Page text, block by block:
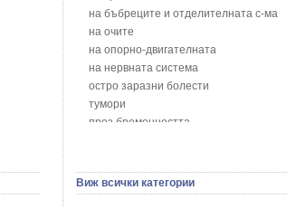
Бобови шушулки - Phaseolus Vulgaris L.
Божур - Paeonia Decora
Борови връхчета - Pinus sylvestris
Босилек - Ocimum Basillicum
Брей - Tamus Communis
Брош - Rubia tinctorum L.
Бръшлян - Hedera helix L.
Бял имел - Viscum album L.
Бял оман - Inula Helenium L.
на бъбреците и отделителната с-ма
на очите
на опорно-двигателната
на нервната система
остро заразни болести
тумори
през бременността
сексуални проблеми
на половите органи
Виж всички категории